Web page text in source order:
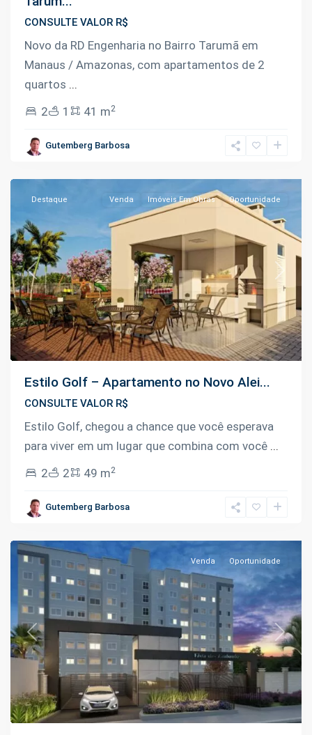
CONSULTE VALOR R$
Novo da RD Engenharia no Bairro Tarumã em
Manaus / Amazonas, com apartamentos de 2
quartos ...
2
1 41 m2
Gutemberg Barbosa
Aleixo,
Previous Next
Destaque Venda Imóveis Em Obras Oportunidade
Estilo Golf – Apartamento no Novo Alei...
CONSULTE VALOR R$
Estilo Golf, chegou a chance que você esperava
para viver em um lugar que combina com você ...
2
2 49 m2
Gutemberg Barbosa
Planalto,
Previous Next
Venda Oportunidade